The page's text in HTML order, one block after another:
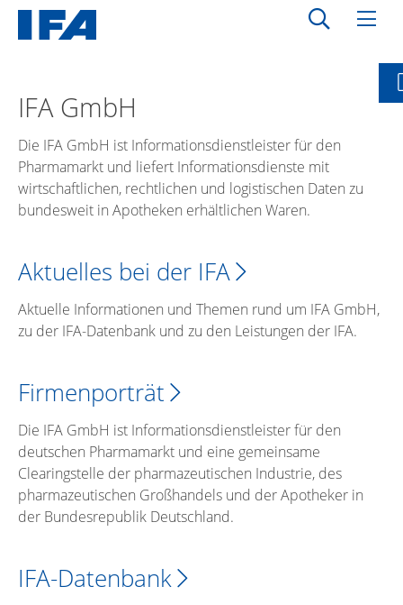
IFA GmbH
Die IFA GmbH ist Informationsdienstleister für den
Pharmamarkt und liefert Informationsdienste mit
wirtschaftlichen, rechtlichen und logistischen Daten zu
bundesweit in Apotheken erhältlichen Waren.
Aktuelles bei der IFA
Aktuelle Informationen und Themen rund um IFA GmbH,
zu der IFA-Datenbank und zu den Leistungen der IFA.
Firmenporträt
Die IFA GmbH ist Informationsdienstleister für den
deutschen Pharmamarkt und eine gemeinsame
Clearingstelle der pharmazeutischen Industrie, des
pharmazeutischen Großhandels und der Apotheker in
der Bundesrepublik Deutschland.
IFA-Datenbank